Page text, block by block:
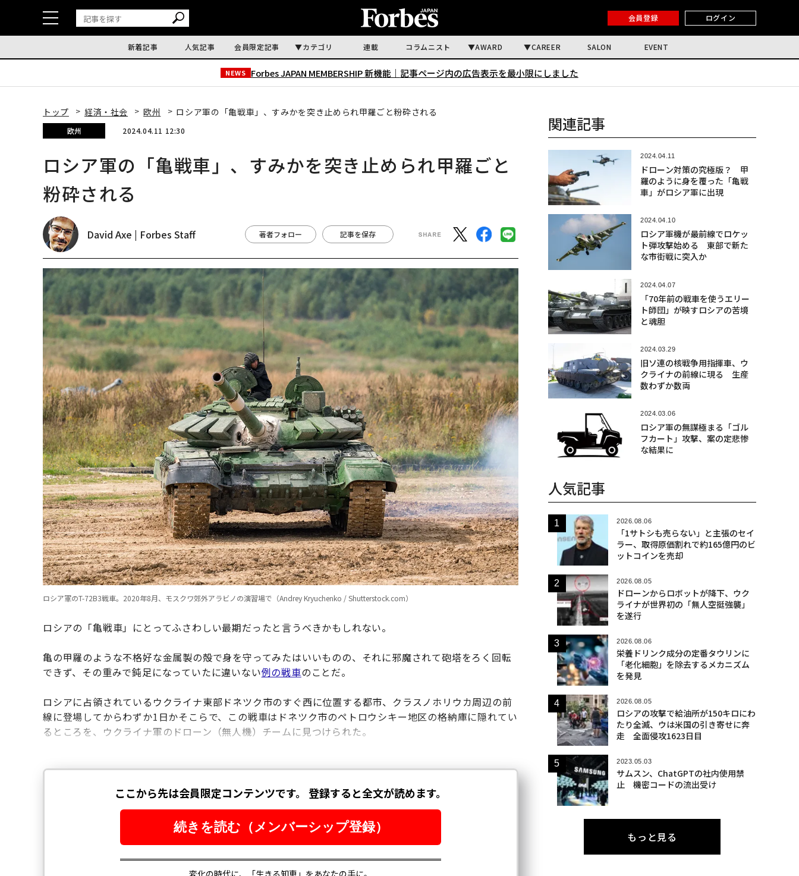
会員登録 ログイン
新着記事 人気記事 会員限定記事 カテゴリ 連載 コラムニスト AWARD CAREER SALON EVENT
NEWS Forbes JAPAN MEMBERSHIP 新機能｜ 記事ページ内の広告表示を最小限にしました
トップ 経済・社会 欧州 ロシア軍の「亀戦車」、すみかを突き止められ甲羅ごと粉砕される
欧州 2024.04.11 12:30
ロシア軍の「亀戦車」、すみかを突き止められ甲羅ごと
粉砕される
David Axe | Forbes Staff 著者フォロー 記事を保存
ロシア軍のT-72B3戦車。2020年8月、モスクワ郊外アラビノの演習場で（Andrey Kryuchenko / Shutterstock.com）
ロシアの「亀戦車」にとってふさわしい最期だったと言うべきかもしれない。
亀の甲羅のような不格好な金属製の殻で身を守ってみたはいいものの、それに邪魔されて砲塔をろく回転
できず、その重みで鈍足になっていたに違いない例の戦車のことだ。
ロシアに占領されているウクライナ東部ドネツク市のすぐ西に位置する都市、クラスノホリウカ周辺の前
線に登場してからわずか1日かそこらで、この戦車はドネツク市のペトロウシキー地区の格納庫に隠れてい
るところを、ウクライナ軍のドローン（無人機）チームに見つけられた。
関連記事
2024.04.11
ドローン対策の究極版？ 甲
羅のように身を覆った「亀戦
車」がロシア軍に出現
2024.04.10
ロシア軍機が最前線でロケッ
ト弾攻撃始める 東部で新た
な市街戦に突入か
2024.04.07
「70年前の戦車を使うエリー
ト師団」が映すロシアの苦境
と魂胆
2024.03.29
旧ソ連の核戦争用指揮車、ウ
クライナの前線に現る 生産
数わずか数両
2024.03.06
ロシア軍の無謀極まる「ゴル
フカート」攻撃、案の定悲惨
な結果に
人気記事
2026.08.06
「1サトシも売らない」と主張のセイ
ラー、取得原価割れで約165億円のビ
ットコインを売却
2026.08.05
ドローンからロボットが降下、ウク
ライナが世界初の「無人空挺強襲」
を遂行
2026.08.06
栄養ドリンク成分の定番タウリンに
「老化細胞」を除去するメカニズム
を発見
2026.08.05
ロシアの攻撃で給油所が150キロにわ
たり全滅、ウは米国の引き寄せに奔
走 全面侵攻1623日目
2023.05.03
サムスン、ChatGPTの社内使用禁
止 機密コードの流出受け
もっと見る